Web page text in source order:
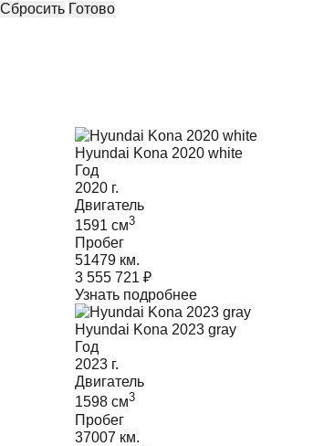
Сбросить Готово
Hyundai Kona 2020 white
Год
2020 г.
Двигатель
1591 cм3
Пробег
51479 км.
3 555 721 ₽
Узнать подробнее
Hyundai Kona 2023 gray
Год
2023 г.
Двигатель
1598 cм3
Пробег
37007 км.